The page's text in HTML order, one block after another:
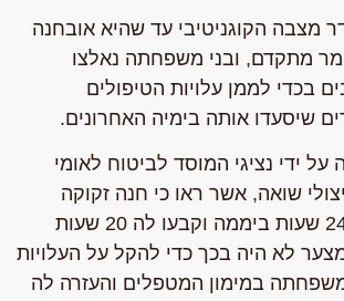
מצבה הקוגניטיבי עד שהיא אובחנה
מתקדם, ובני משפחתה נאלצו
בכדי לממן עלויות הטיפולים
שיסעדו אותה בימיה האחרונים.
ידי נציגי המוסד לביטוח לאומי
שואה, אשר ראו כי חנה זקוקה
למטפלת צמודה 24 שעות ביממה וקבעו לה 20 שעות
לא היה בכך כדי להקל על העלויות
במימון המטפלים והעזרה לה